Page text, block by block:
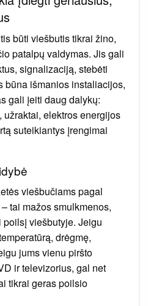
būti viešbutis tikrai žino,
patalpų valdymas. Jis gali
signalizaciją, stebėti
būna išmanios instaliacijos,
gali įeiti daug dalykų:
elektros energijos
suteikiantys įrengimai
viešbučiams pagal
tai mažos smulkmenos,
viešbutyje. Jeigu
drėgmę,
jums vienu piršto
ir televizorius, gal net
tikrai geras poilsio